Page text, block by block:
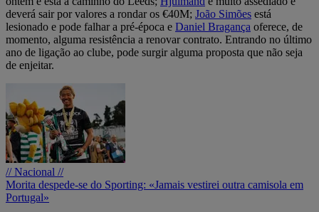
deverá sair por valores a rondar os €40M; João Simões está
lesionado e pode falhar a pré-época e Daniel Bragança oferece, de
momento, alguma resistência a renovar contrato. Entrando no último
ano de ligação ao clube, pode surgir alguma proposta que não seja
de enjeitar.
// Nacional //
Morita despede-se do Sporting: «Jamais vestirei outra camisola em
Portugal»